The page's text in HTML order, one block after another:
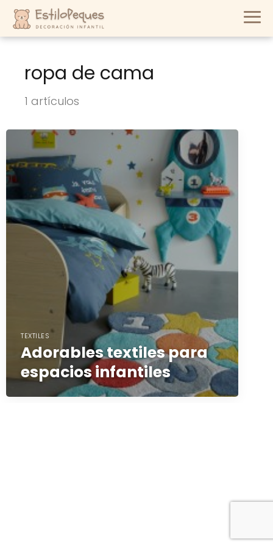
ropa de cama
1 artículos
TEXTILES
Adorables textiles para
espacios infantiles